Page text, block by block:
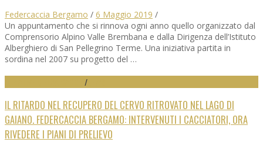
Federcaccia Bergamo / 6 Maggio 2019 /
Un appuntamento che si rinnova ogni anno quello organizzato dal
Comprensorio Alpino Valle Brembana e dalla Dirigenza dell’Istituto
Alberghiero di San Pellegrino Terme. Una iniziativa partita in
sordina nel 2007 su progetto del …
/
IL RITARDO NEL RECUPERO DEL CERVO RITROVATO NEL LAGO DI
GAIANO. FEDERCACCIA BERGAMO: INTERVENUTI I CACCIATORI, ORA
RIVEDERE I PIANI DI PRELIEVO